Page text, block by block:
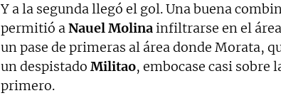
Y a la segunda llegó el gol. Una buena
permitió aNauel Molinainfiltrarse en el
un pase de primeras al área donde Morata,
un despistado Militao, embocase casi sobre
primero.